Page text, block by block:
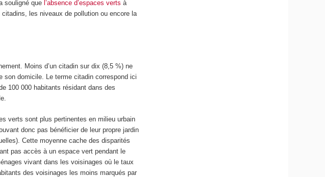
souligné que l’absence d’espaces verts à
les niveaux de pollution ou encore la
Moins d’un citadin sur dix (8,5 %) ne
son domicile. Le terme citadin correspond ici
100 000 habitants résidant dans des
verts sont plus pertinentes en milieu urbain
donc pas bénéficier de leur propre jardin
Cette moyenne cache des disparités
pas accès à un espace vert pendant le
vivant dans les voisinages où le taux
des voisinages les moins marqués par